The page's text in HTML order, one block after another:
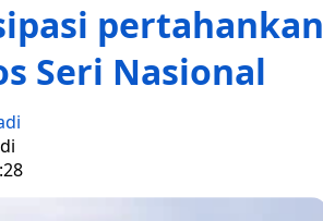
pertahankan
Seri Nasional